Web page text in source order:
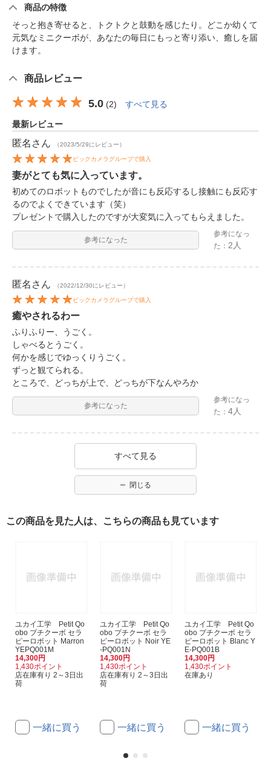
商品の特徴
そっと抱き寄せると、トクトクと鼓動を感じたり。どこか幼くて
元気なミニクーボが、あなたの毎日にもっと寄り添い、癒しを届
けます。
商品レビュー
5.0 (2) すべて見る
最新レビュー
匿名 さん （2023/5/29にレビュー）
ビックカメラグループで購入
妻がとても気に入っています。
初めてのロボットものでしたが音にも反応するし接触にも反応す
るのでよくできています（笑）
プレゼントで購入したのですが大変気に入ってもらえました。
参考になった
参考になっ
た：2人
匿名 さん （2022/12/30にレビュー）
ビックカメラグループで購入
癒やされるわー
ふりふりー、うごく。
しゃべるとうごく。
何かを感じでゆっくりうごく。
ずっと観てられる。
ところで、どっちが上で、どっちが下なんやろか
参考になった
参考になっ
た：4人
すべて見る
閉じる
この商品を見た人は、こちらの商品も見ています
ユカイ工学 Petit Qo
obo プチクーボ セラ
ピーロボット Marron
YEPQ001M
14,300円
1,430ポイント
店在庫有り 2～3日出
荷
一緒に買う
ユカイ工学 Petit Qo
obo プチクーボ セラ
ピーロボット Noir YE
-PQ001N
14,300円
1,430ポイント
店在庫有り 2～3日出
荷
一緒に買う
ユカイ工学 Petit Qo
obo プチクーボ セラ
ピーロボット Blanc Y
E-PQ001B
14,300円
1,430ポイント
在庫あり
一緒に買う